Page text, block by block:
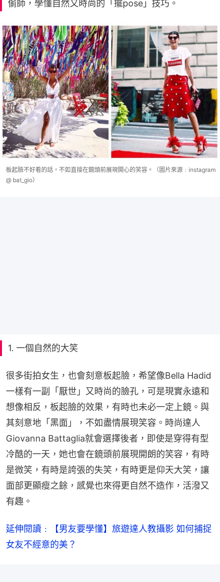
偷師，學懂自然又時尚的「擺pose」技巧。
板起臉不好看的話，不如直接在鏡頭前展現開心的笑容。（圖片來源﹕instagram
@ bat_gio）
1. 一個自然的大笑
很多街拍女生，也會刻意板起臉，希望像Bella Hadid
一樣有一副「厭世」又時尚的臉孔，可是現實永遠和
想像相反，板起臉的效果，有時也未必一定上鏡。與
其刻意地「黑面」，不如盡情展現笑容。時尚達人
Giovanna Battaglia就會選擇後者，即使是穿得有型
冷酷的一天，她也會在鏡頭前展現開朗的笑容，有時
是微笑，有時是誇張的失笑，有時更是仰天大笑，讓
面部更顯瘦之餘，感覺也來得更自然不造作，活潑又
有趣。
延伸閱讀﹕【男友要學懂】旅遊達人教攝影 如何捕捉
女友不經意的美？